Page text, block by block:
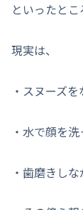
といったとこ
現実は、
・スヌーズ
・水で顔を
・歯磨きし